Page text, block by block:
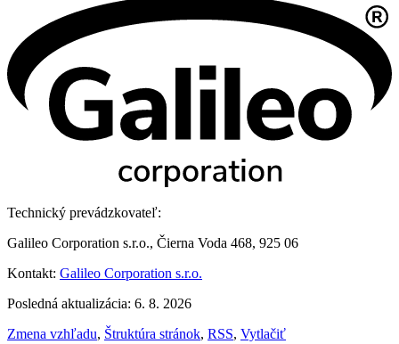
Technický prevádzkovateľ:
Galileo Corporation s.r.o., Čierna Voda 468, 925 06
Kontakt: Galileo Corporation s.r.o.
Posledná aktualizácia: 6. 8. 2026
Zmena vzhľadu, Štruktúra stránok, RSS, Vytlačiť